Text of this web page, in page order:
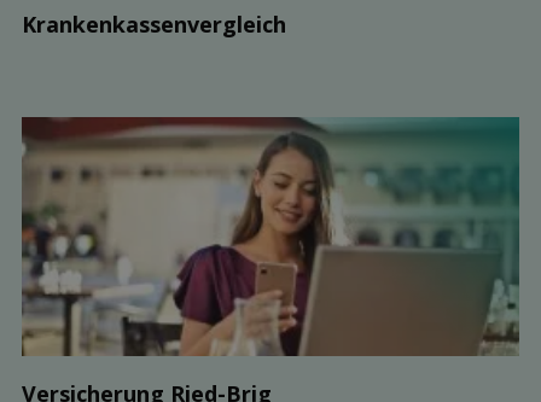
Kranken­kassen­vergleich
Ver­sicherung Ried-Brig